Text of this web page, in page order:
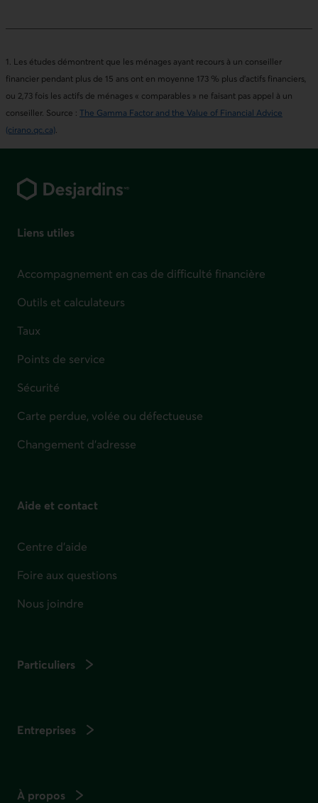
1. Les études démontrent que les ménages ayant recours à un conseiller
financier pendant plus de 15 ans ont en moyenne 173 % plus d’actifs financiers,
ou 2,73 fois les actifs de ménages « comparables » ne faisant pas appel à un
conseiller. Source : The Gamma Factor and the Value of Financial Advice
(cirano.qc.ca)
Liens utiles
Accompagnement en cas de difficulté financière
Outils et calculateurs
Taux
Points de service
Sécurité
Carte perdue, volée ou défectueuse
Changement d'adresse
Aide et contact
Centre d'aide
Foire aux questions
Nous joindre
Particuliers
Entreprises
À propos